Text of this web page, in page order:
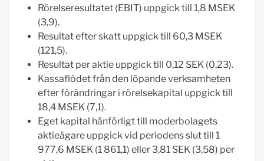
Rörelseresultatet (EBIT) uppgick till 1,8 MSEK
(3,9).
Resultat efter skatt uppgick till 60,3 MSEK
(121,5).
Resultat per aktie uppgick till 0,12 SEK (0,23).
Kassaflödet från den löpande verksamheten
efter förändringar i rörelsekapital uppgick till
18,4 MSEK (7,1).
Eget kapital hänförligt till moderbolagets
aktieägare uppgick vid periodens slut till 1
977,6 MSEK (1 861,1) eller 3,81 SEK (3,58) per